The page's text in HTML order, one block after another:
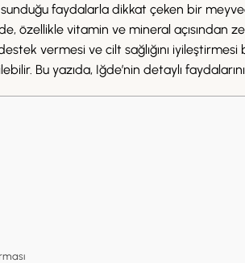
faydalarla dikkat çeken bir
özellikle vitamin ve mineral açısından
vermesi ve cilt sağlığını
Bu yazıda, Iğde’nin detaylı